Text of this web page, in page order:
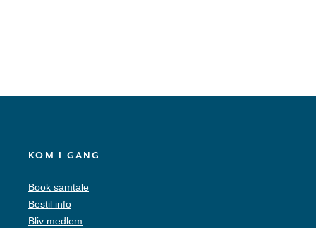
KOM I GANG
Book samtale
Bestil info
Bliv medlem